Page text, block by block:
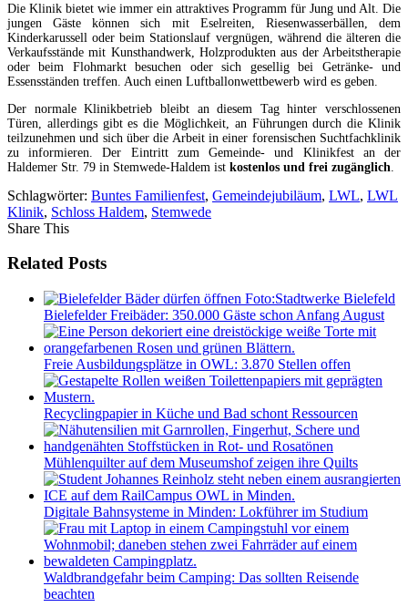
Die Klinik bietet wie immer ein attraktives Programm für Jung und Alt. Die
jungen Gäste können sich mit Eselreiten, Riesenwasserbällen, dem
Kinderkarussell oder beim Stationslauf vergnügen, während die älteren die
Verkaufsstände mit Kunsthandwerk, Holzprodukten aus der Arbeitstherapie
oder beim Flohmarkt besuchen oder sich gesellig bei Getränke- und
Essensständen treffen. Auch einen Luftballonwettbewerb wird es geben.
Der normale Klinikbetrieb bleibt an diesem Tag hinter verschlossenen
Türen, allerdings gibt es die Möglichkeit, an Führungen durch die Klinik
teilzunehmen und sich über die Arbeit in einer forensischen Suchtfachklinik
zu informieren. Der Eintritt zum Gemeinde- und Klinikfest an der
Haldemer Str. 79 in Stemwede-Haldem ist kostenlos und frei zugänglich
Schlagwörter: Buntes Familienfest, Gemeindejubiläum, LWL, LWL
Klinik, Schloss Haldem, Stemwede
Share This
Related Posts
Bielefelder Freibäder: 350.000 Gäste schon Anfang August
Freie Ausbildungsplätze in OWL: 3.870 Stellen offen
Recyclingpapier in Küche und Bad schont Ressourcen
Mühlenquilter auf dem Museumshof zeigen ihre Quilts
Digitale Bahnsysteme in Minden: Lokführer im Studium
Waldbrandgefahr beim Camping: Das sollten Reisende
beachten